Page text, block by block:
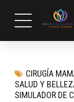
CIRUGÍA
SALUD Y
SIMULADOR DE